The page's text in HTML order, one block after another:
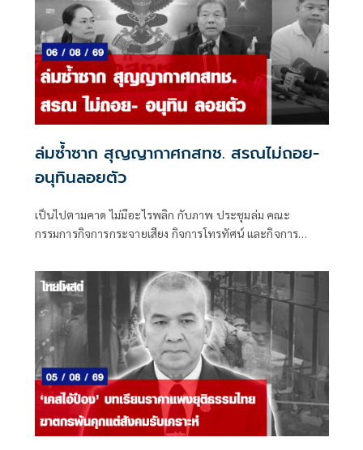
ล่มซ้ำซาก สุญญากาศกสทช. สรณไม่ถอย-
อนุทินลอยตัว
เป็นไปตามคาด ไม่มีอะไรพลิก กับภาพ ประชุมล่ม คณะ
กรรมการกิจการกระจายเสียง กิจการโทรทัศน์ และกิจการ